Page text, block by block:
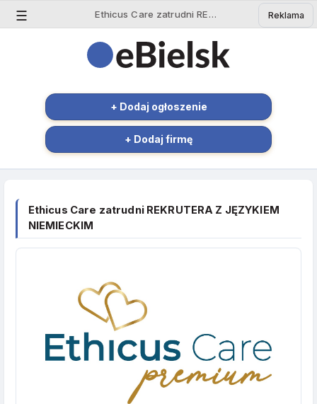
Ethicus Care zatrudni REKRUTERA Z JĘZYKIEM NIEMIE - Ogłoszenie Bielsk Podlaski | eBielsk.pl
☰ Reklama
+ Dodaj ogłoszenie
+ Dodaj firmę
Ethicus Care zatrudni REKRUTERA Z JĘZYKIEM
NIEMIECKIM